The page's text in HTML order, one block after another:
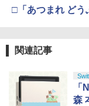
□「あつまれ どう
関連記事
森